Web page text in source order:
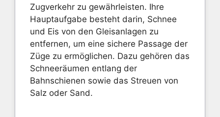
Zugverkehr zu gewährleisten. Ihre
Hauptaufgabe besteht darin, Schnee
und Eis von den Gleisanlagen zu
entfernen, um eine sichere Passage der
Züge zu ermöglichen. Dazu gehören das
Schneeräumen entlang der
Bahnschienen sowie das Streuen von
Salz oder Sand.